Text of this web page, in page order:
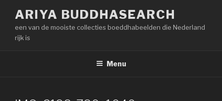
inhoud
springen
ARIYA BUDDHASEARCH
een van de mooiste collecties boeddhabeelden die Nederland
rijk is
Menu